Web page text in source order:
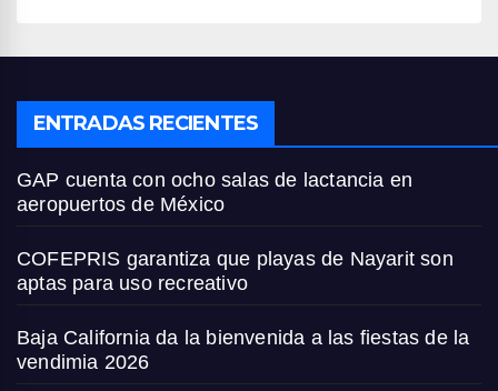
ENTRADAS RECIENTES
GAP cuenta con ocho salas de lactancia en
aeropuertos de México
COFEPRIS garantiza que playas de Nayarit son
aptas para uso recreativo
Baja California da la bienvenida a las fiestas de la
vendimia 2026